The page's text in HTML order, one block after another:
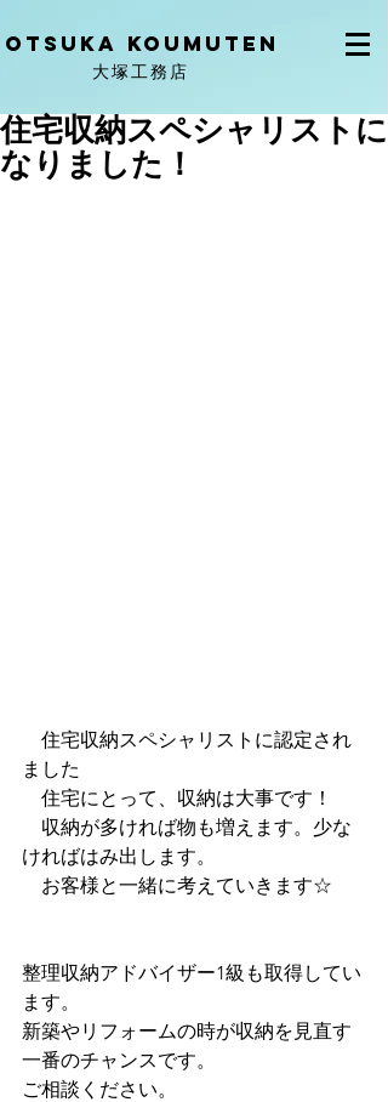
OtSuka KOUMUTEN
大塚工務店
住宅収納スペシャリストに
なりました！
住宅収納スペシャリストに認定され
ました
住宅にとって、収納は大事です！
収納が多ければ物も増えます。少な
ければはみ出します。
お客様と一緒に考えていきます☆
整理収納アドバイザー1級も取得してい
ます。
新築やリフォームの時が収納を見直す
一番のチャンスです。
ご相談ください。